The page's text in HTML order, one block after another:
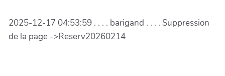
2025-12-17 04:53:59 . . . . barigand . . . . Suppression
de la page ->Reserv20260214